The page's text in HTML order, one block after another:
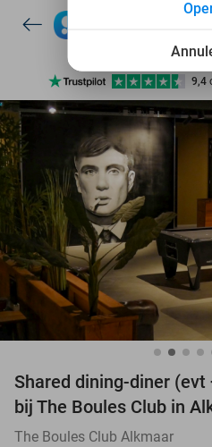
7 dagen per
10+
9,4
Ontdek
7 dagen per
10+
Shared dining-diner (evt
bij The Boules Club in
The Boules Club Alkmaar